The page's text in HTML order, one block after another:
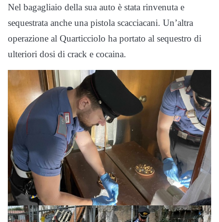
Nel bagagliaio della sua auto è stata rinvenuta e
sequestrata anche una pistola scacciacani. Un’altra
operazione al Quarticciolo ha portato al sequestro di
ulteriori dosi di crack e cocaina.